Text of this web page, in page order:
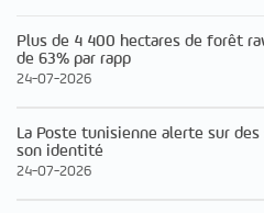
Plus de 4 400 hectares de forêt
de 63% par rapp
24-07-2026
La Poste tunisienne alerte sur
son identité
24-07-2026